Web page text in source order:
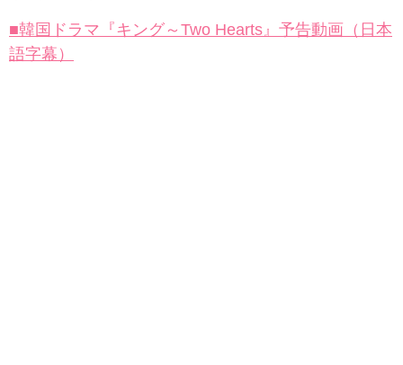
■韓国ドラマ『キング～Two Hearts』予告動画（日本
語字幕）